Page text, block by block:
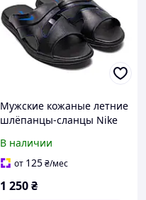
Мужские кожаные летние
шлёпанцы-сланцы Nike
В наличии
от 125₴/мес
1 250₴